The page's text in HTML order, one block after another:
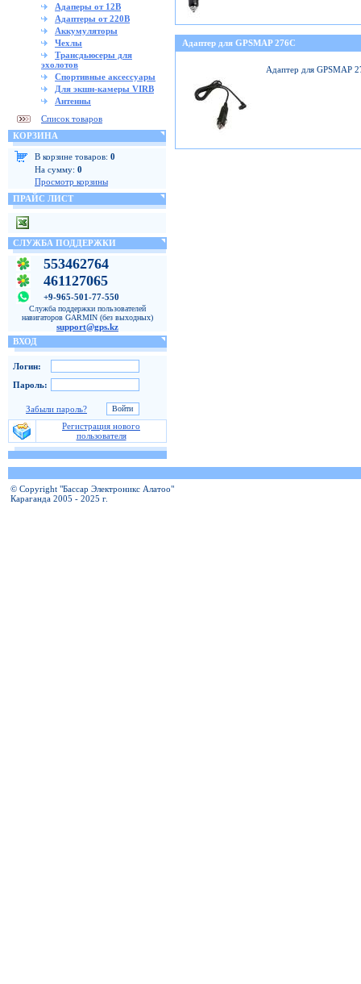
Адаперы от 12В
Адаптеры от 220В
Аккумуляторы
Чехлы
Трансдьюсеры для
эхолотов
Спортивные аксессуары
Для экшн-камеры VIRB
Антенны
Список товаров
КОРЗИНА
В корзине товаров: 0
На сумму: 0
Просмотр корзины
ПРАЙС ЛИСТ
СЛУЖБА ПОДДЕРЖКИ
553462764
461127065
+9-965-501-77-550
Служба поддержки пользователей
навигаторов GARMIN (без выходных)
support@gps.kz
ВХОД
Логин:
Пароль:
Забыли пароль?
Регистрация нового
пользователя
Адаптер для GPSMAP 276C
Адаптер для GPSMAP
© Copyright "Бассар Электроникс Алатоо"
Караганда 2005 - 2025 г.